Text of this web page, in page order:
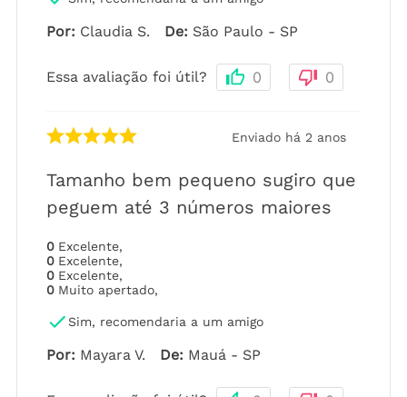
Por: Claudia S. De: São Paulo - SP
Essa avaliação foi útil? 0 0
Enviado há 2 anos
Tamanho bem pequeno sugiro que
peguem até 3 números maiores
0 Excelente,
0 Excelente,
0 Excelente,
0 Muito apertado,
Sim, recomendaria a um amigo
Por: Mayara V. De: Mauá - SP